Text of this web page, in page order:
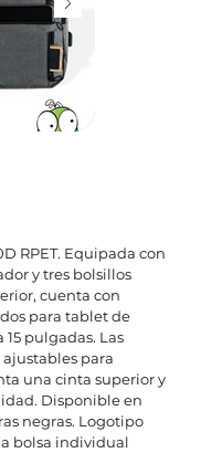
RPET. Equipada con
y tres bolsillos
cuenta con
para tablet de
pulgadas. Las
para
una cinta superior y
Disponible en
negras. Logotipo
bolsa individual